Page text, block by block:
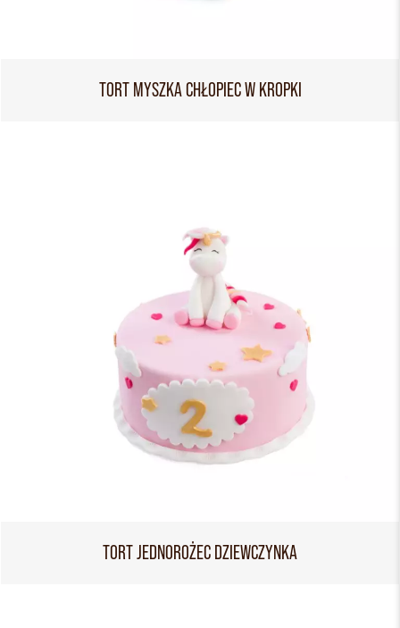
TORT MYSZKA CHŁOPIEC W KROPKI
TORT JEDNOROŻEC DZIEWCZYNKA